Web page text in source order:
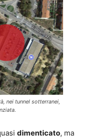
nei tunnel sotterranei,
dimenticato, ma